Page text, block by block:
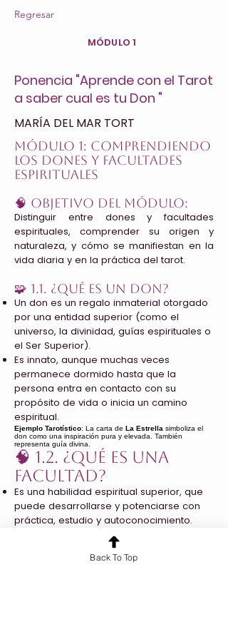
Regresar
MÓDULO 1
Ponencia "Aprende con el Tarot
a saber cual es tu Don "
MARÍA DEL MAR TORT
MÓDULO 1: Comprendiendo
los Dones y Facultades
Espirituales
🧠 Objetivo del Módulo:
Distinguir entre dones y facultades
espirituales, comprender su origen y
naturaleza, y cómo se manifiestan en la
vida diaria y en la práctica del tarot.
🧩 1.1. ¿Qué es un Don?
Un don es un regalo inmaterial otorgado
por una entidad superior (como el
universo, la divinidad, guías espirituales o
el Ser Superior).
Es innato, aunque muchas veces
permanece dormido hasta que la
persona entra en contacto con su
propósito de vida o inicia un camino
espiritual.
Ejemplo Tarotístico: La carta de La Estrella simboliza el
don como una inspiración pura y elevada. También
representa guía divina.
🧠 1.2. ¿Qué es una
Facultad?
Es una habilidad espiritual superior, que
puede desarrollarse y potenciarse con
práctica, estudio y autoconocimiento.
A diferencia del don, la facultad puede
adquirirse, entrenarse y fortalecerse,
como ocurre con la intuición o la
Back To Top